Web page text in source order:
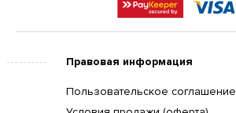
Правовая информация
Пользовательское соглашение